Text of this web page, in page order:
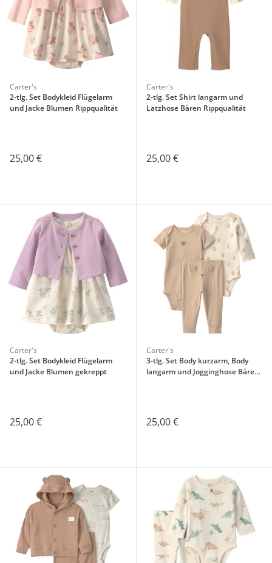
Carter's
2-tlg. Set Bodykleid Flügelarm
und Jacke Blumen Rippqualität
25,00 €
Carter's
2-tlg. Set Shirt langarm und
Latzhose Bären Rippqualität
25,00 €
Carter's
2-tlg. Set Bodykleid Flügelarm
und Jacke Blumen gekreppt
25,00 €
Carter's
3-tlg. Set Body kurzarm, Body
langarm und Jogginghose Bären
25,00 €